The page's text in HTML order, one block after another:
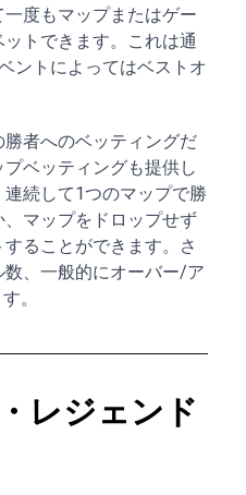
度もマップまたはゲー
トできます。これは通
ントによってはベストオ
者へのベッティングだ
ベッティングも提供し
続して1つのマップで勝
マップをドロップせず
ることができます。さ
、一般的にオーバー/ア
。
レジェンド